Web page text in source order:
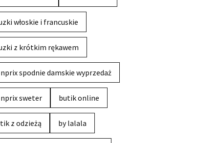
włoskie i francuskie
z krótkim rękawem
spodnie damskie wyprzedaż
sweter butik online
z odzieżą by lalala